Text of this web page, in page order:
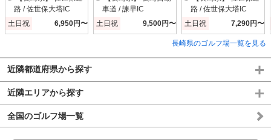
路 / 佐世保大塔IC
土日祝
6,950円〜
車道 / 諫早IC
土日祝
9,500円〜
路 / 佐世保大塔IC
土日祝
7,290円〜
長崎県のゴルフ場一覧を見る
近隣都道府県から探す
近隣エリアから探す
全国のゴルフ場一覧